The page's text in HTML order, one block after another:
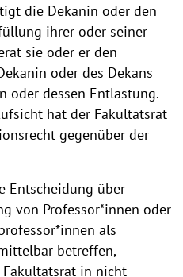
die Dekanin oder den
ihrer oder seiner
sie oder er den
oder des Dekans
oder dessen Entlastung.
hat der Fakultätsrat
gegenüber der
Entscheidung über
von Professor*innen oder
als
betreffen,
in nicht